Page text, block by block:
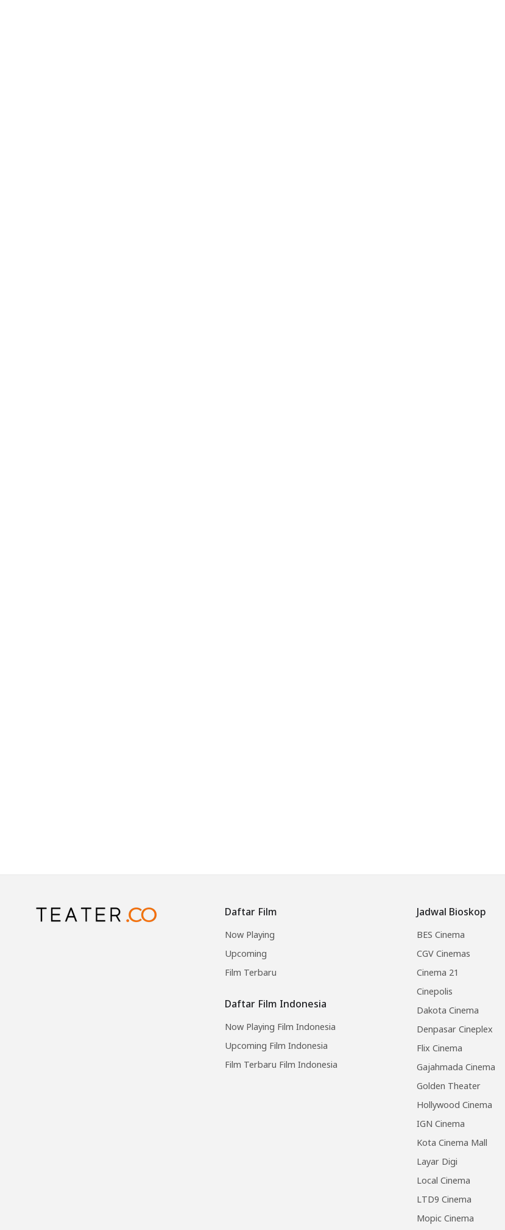
Daftar Film
Now Playing
Upcoming
Film Terbaru
Daftar Film Indonesia
Now Playing Film Indonesia
Upcoming Film Indonesia
Film Terbaru Film Indonesia
Jadwal Bioskop
BES Cinema
CGV Cinemas
Cinema 21
Cinepolis
Dakota Cinema
Denpasar Cineplex
Flix Cinema
Gajahmada Cinema
Golden Theater
Hollywood Cinema
IGN Cinema
Kota Cinema Mall
Layar Digi
Local Cinema
LTD9 Cinema
Mopic Cinema